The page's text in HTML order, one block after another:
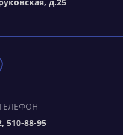
д.25
510-88-95